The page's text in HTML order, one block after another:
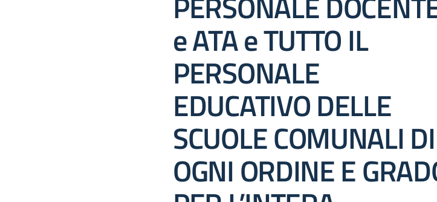
e ATA e TUTTO IL
PERSONALE
EDUCATIVO DELLE
SCUOLE COMUNALI DI
OGNI ORDINE E